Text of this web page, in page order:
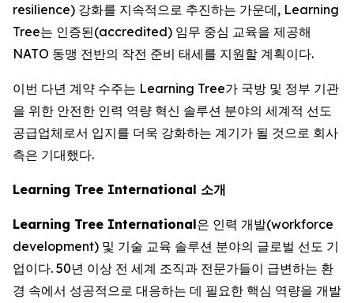
resilience) 강화를 지속적으로 추진하는 가운데, Learning
Tree는 인증된(accredited) 임무 중심 교육을 제공해
NATO 동맹 전반의 작전 준비 태세를 지원할 계획이다.
이번 다년 계약 수주는 Learning Tree가 국방 및 정부 기관
을 위한 안전한 인력 역량 혁신 솔루션 분야의 세계적 선도
공급업체로서 입지를 더욱 강화하는 계기가 될 것으로 회사
측은 기대했다.
Learning Tree International 소개
Learning Tree International은 인력 개발(workforce
development) 및 기술 교육 솔루션 분야의 글로벌 선도 기
업이다. 50년 이상 전 세계 조직과 전문가들이 급변하는 환
경 속에서 성공적으로 대응하는 데 필요한 핵심 역량을 개발